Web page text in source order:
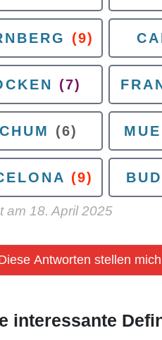
(9)
(7)
(6)
(9)
am 18. April 2025
Antworten stellen
interessante